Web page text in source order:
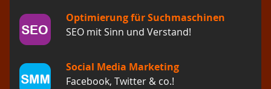
Optimierung für Suchmaschinen
SEO mit Sinn und Verstand!
Social Media Marketing
Facebook, Twitter & co.!